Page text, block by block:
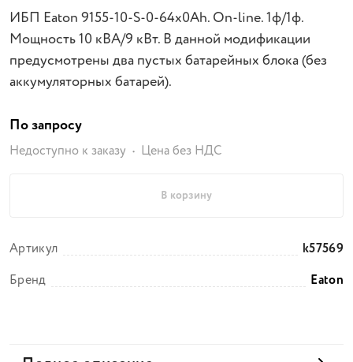
ИБП Eaton 9155-10-S-0-64x0Ah. On-line. 1ф/1ф.
Мощность 10 кВА/9 кВт. В данной модификации
предусмотрены два пустых батарейных блока (без
аккумуляторных батарей).
По запросу
Недоступно к заказу Цена без НДС
В корзину
Артикул
k57569
Бренд
Eaton